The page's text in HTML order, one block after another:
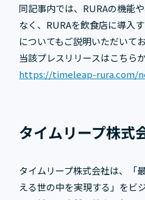
同記事内では、RURAの機能
なく、RURAを飲食店に導入
についてもご説明いただいてお
当該プレスリリースはこちら
https://timeleap-rura.com/
タイムリープ株式
タイムリープ株式会社は、「
える世の中を実現する」をビ